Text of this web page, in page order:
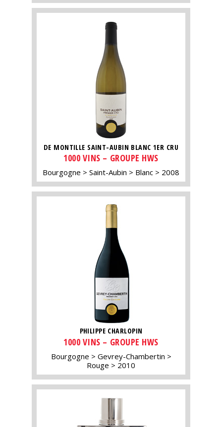
DE MONTILLE SAINT-AUBIN BLANC 1ER CRU
1000 VINS – GROUPE HWS
Bourgogne Saint-Aubin Blanc 2008
PHILIPPE CHARLOPIN
1000 VINS – GROUPE HWS
Bourgogne
Gevrey-Chambertin
Rouge
2010